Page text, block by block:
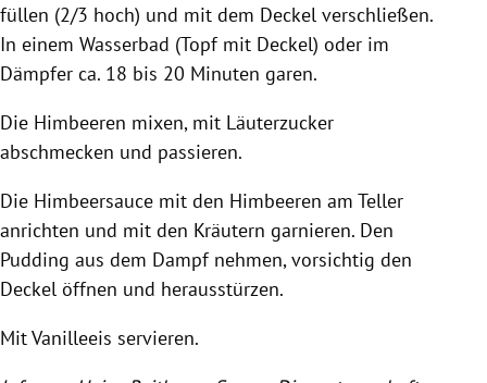
füllen (2/3 hoch) und mit dem Deckel verschließen.
In einem Wasserbad (Topf mit Deckel) oder im
Dämpfer ca. 18 bis 20 Minuten garen.
Die Himbeeren mixen, mit Läuterzucker
abschmecken und passieren.
Die Himbeersauce mit den Himbeeren am Teller
anrichten und mit den Kräutern garnieren. Den
Pudding aus dem Dampf nehmen, vorsichtig den
Deckel öffnen und herausstürzen.
Mit Vanilleeis servieren.